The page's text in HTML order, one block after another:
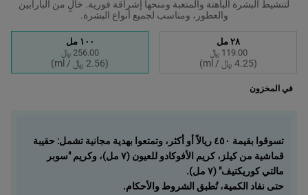
لتنشيط البشرة الباهتة والمتعبة ومنحها إشراقة فورية. خالٍ من البارابين
والعطور، ومناسب لجميع أنواع البشرة.
Selected
٢٨ مل
119.00 ﷼
(4.25 ﷼ / ml)
, 1 of 2
Selected
١٠٠ مل
256.00 ﷼
(2.56 ﷼ / ml)
, 2 of 2
في المخزون
تسوقوا بقيمة ٤٥٠ ريالاً أو أكثر، وتمتعوا بهدية مجانية تشمل: حقيبة
قماشية من كيلز، كريم الأفوكادو للعيون (٧ مل)، وكريم "سوبر
مالتي كوريكتيف" (٧ مل).
حتى نفاد الكمية، تُطبق الشروط والأحكام.